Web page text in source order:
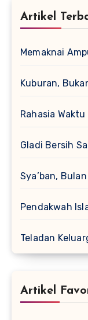
Artikel
Memaknai
Kuburan,
Rahasia
Gladi Bersih
Sya’ban,
Pendakwah
Teladan
Artikel